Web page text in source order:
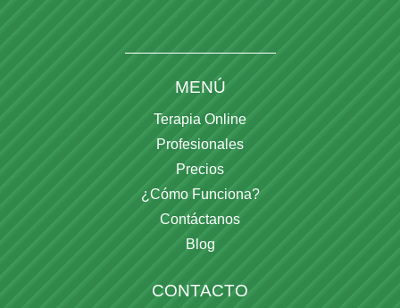
MENÚ
Terapia Online
Profesionales
Precios
¿Cómo Funciona?
Contáctanos
Blog
CONTACTO